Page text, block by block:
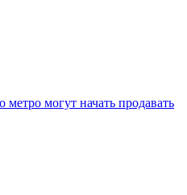
метро могут начать продавать